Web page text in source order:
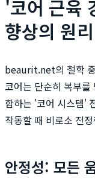
'코어 근육
향상의 원리
beaurit.net의 철학
코어는 단순히 복부를
함하는 '코어 시스템'
작동할 때 비로소 진
안정성: 모든